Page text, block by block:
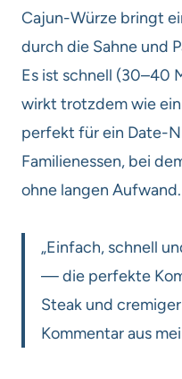
Cajun-Würze bringt
durch die Sahne und
Es ist schnell (30–40
wirkt trotzdem wie
perfekt für ein Date-
Familienessen, bei
ohne langen Aufwand.
„Einfach, schnell
— die perfekte
Steak und
Kommentar aus